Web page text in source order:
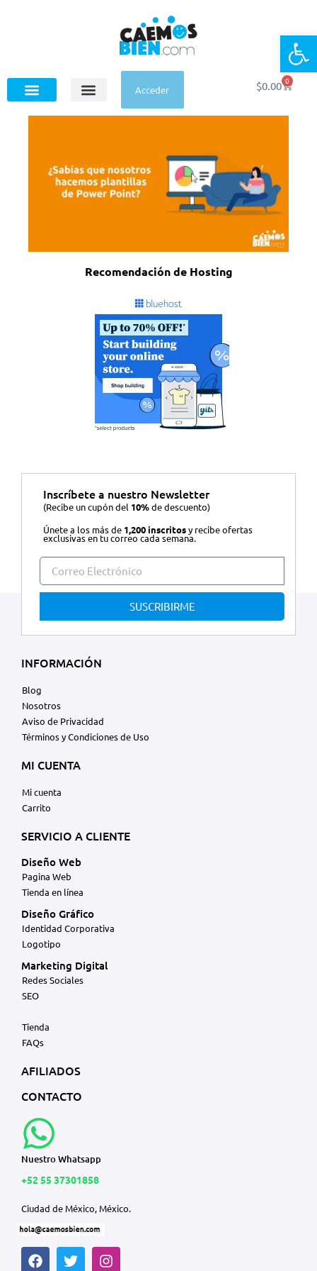
Acceder $0.00 0
Recomendación de Hosting
Inscríbete a nuestro Newsletter
(Recibe un cupón del 10%de descuento)
Únete a los más de 1,200 inscritosy recibe ofertas
exclusivas en tu correo cada semana.
SUSCRIBIRME
INFORMACIÓN
Blog
Nosotros
Aviso de Privacidad
Términos y Condiciones de Uso
MI CUENTA
Mi cuenta
Carrito
SERVICIO A CLIENTE
Diseño Web
Pagina Web
Tienda en línea
Diseño Gráfico
Identidad Corporativa
Logotipo
Marketing Digital
Redes Sociales
SEO
Tienda
FAQs
AFILIADOS
CONTACTO
Nuestro Whatsapp
+52 55 37301858
Ciudad de México, México.